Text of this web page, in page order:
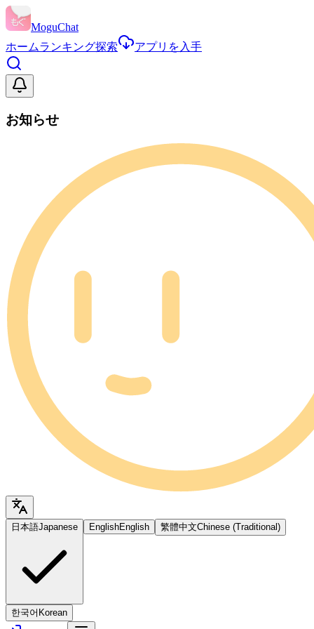
MoguChat
ホームランキング探索 アプリを入手
お知らせ
日本語Japanese EnglishEnglish 繁體中文Chinese (Traditional)
한국어 Korean